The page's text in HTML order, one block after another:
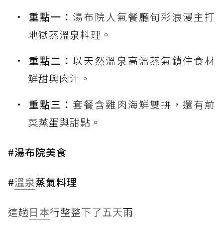
重點一： 湯布院人氣餐廳旬彩浪漫主打
地獄蒸溫泉料理。
重點二：以天然溫泉高溫蒸氣鎖住食材
鮮甜與肉汁。
重點三： 套餐含雞肉海鮮雙拼，還有前
菜蒸蛋與甜點。
#湯布院美食
#溫泉蒸氣料理
這趟日本行整整下了五天雨